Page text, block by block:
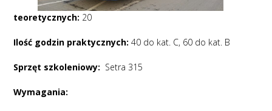
teoretycznych: 20
Ilość godzin praktycznych:40 do kat. C, 60 do kat. B
Sprzęt szkoleniowy: Setra 315
Wymagania: